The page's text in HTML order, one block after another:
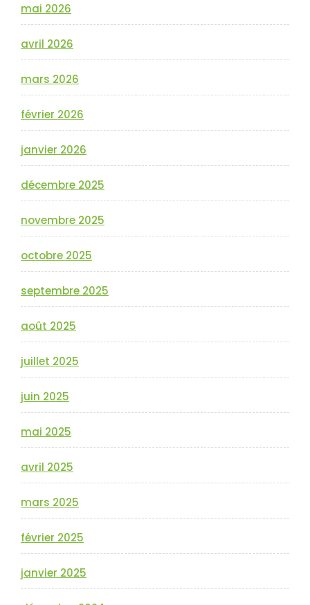
mai 2026
avril 2026
mars 2026
février 2026
janvier 2026
décembre 2025
novembre 2025
octobre 2025
septembre 2025
août 2025
juillet 2025
juin 2025
mai 2025
avril 2025
mars 2025
février 2025
janvier 2025